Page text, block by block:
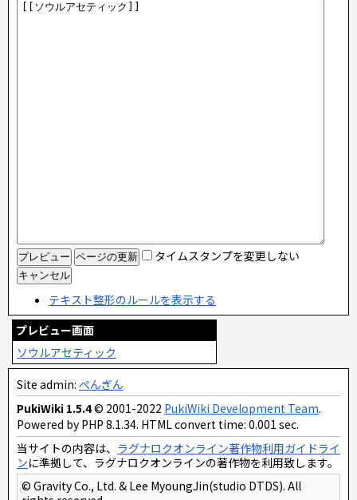
タイムスタンプを変更しない
テキスト整形のルールを表示する
プレビュー画面
ソウルアセティック
Site admin: ぺんぎん
PukiWiki 1.5.4© 2001-2022 PukiWiki Development Team.
Powered by PHP 8.1.34. HTML convert time: 0.001 sec.
当サイトの内容は、 ラグナロクオンライン著作物利用ガイドライ
ンに準拠して、ラグナロクオンラインの著作物を利用致します。
© Gravity Co., Ltd. & Lee MyoungJin(studio DTDS). All